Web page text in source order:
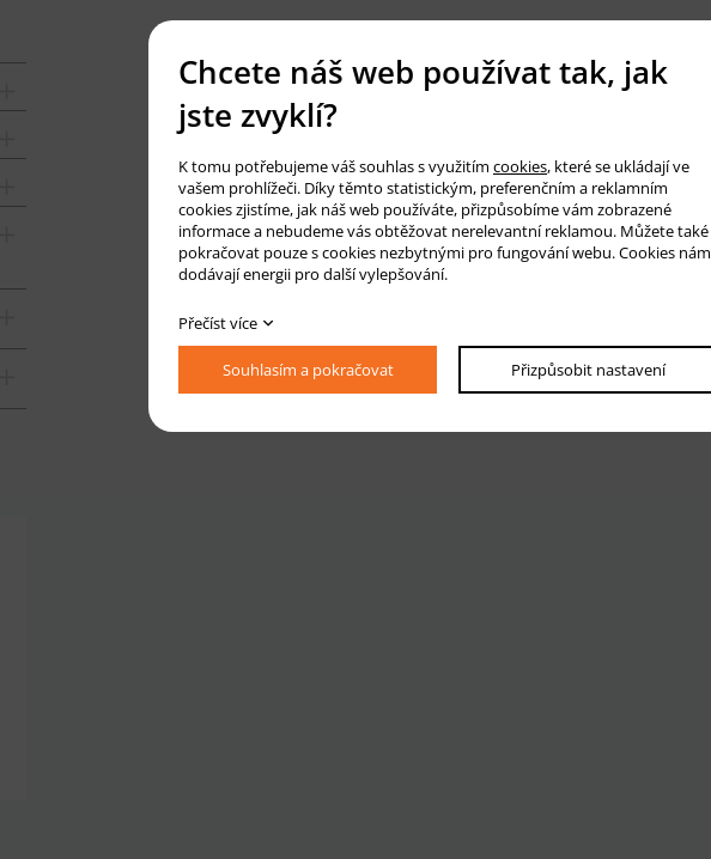
Chcete náš web používat tak, jak
jste zvyklí?
K tomu potřebujeme váš souhlas s využitím cookies, které se ukládají ve
vašem prohlížeči. Díky těmto statistickým, preferenčním a reklamním
cookies zjistíme, jak náš web používáte, přizpůsobíme vám zobrazené
informace a nebudeme vás obtěžovat nerelevantní reklamou. Můžete také
pokračovat pouze s cookies nezbytnými pro fungování webu. Cookies nám
dodávají energii pro další vylepšování.
Přečíst více
Souhlasím a pokračovat Přizpůsobit nastavení